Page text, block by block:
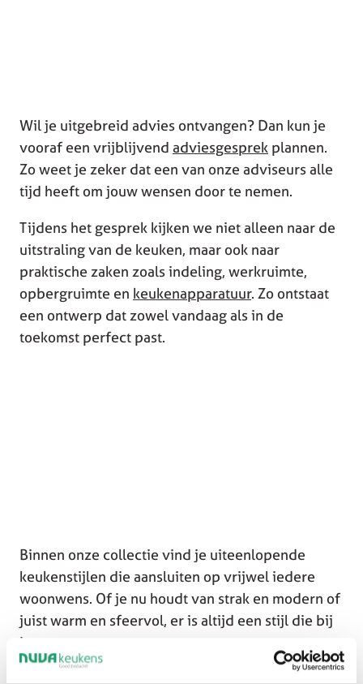
Wil je uitgebreid advies ontvangen? Dan kun je
vooraf een vrijblijvend adviesgesprek plannen.
Zo weet je zeker dat een van onze adviseurs alle
tijd heeft om jouw wensen door te nemen.
Tijdens het gesprek kijken we niet alleen naar de
uitstraling van de keuken, maar ook naar
praktische zaken zoals indeling, werkruimte,
opbergruimte en keukenapparatuur. Zo ontstaat
een ontwerp dat zowel vandaag als in de
toekomst perfect past.
Binnen onze collectie vind je uiteenlopende
keukenstijlen die aansluiten op vrijwel iedere
woonwens. Of je nu houdt van strak en modern of
juist warm en sfeervol, er is altijd een stijl die bij
jou past.
Laat je inspireren door onzemoderne keukens,